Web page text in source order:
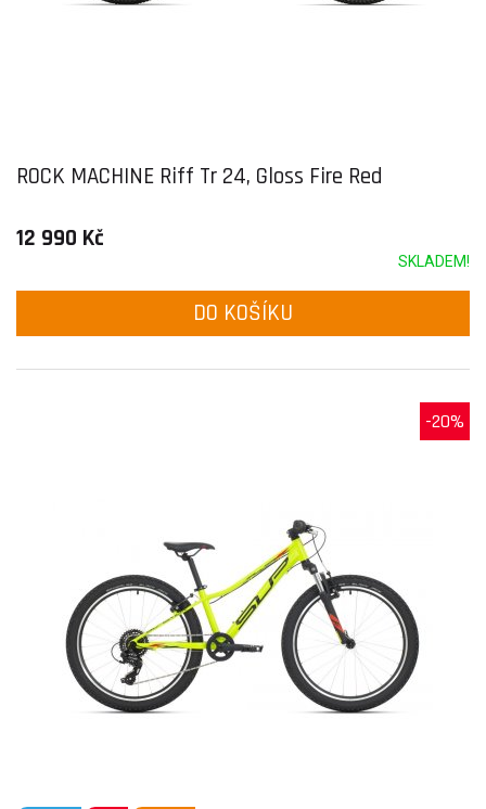
ROCK MACHINE Riff Tr 24, Gloss Fire Red
12 990 Kč
SKLADEM!
DO KOŠÍKU
-20%